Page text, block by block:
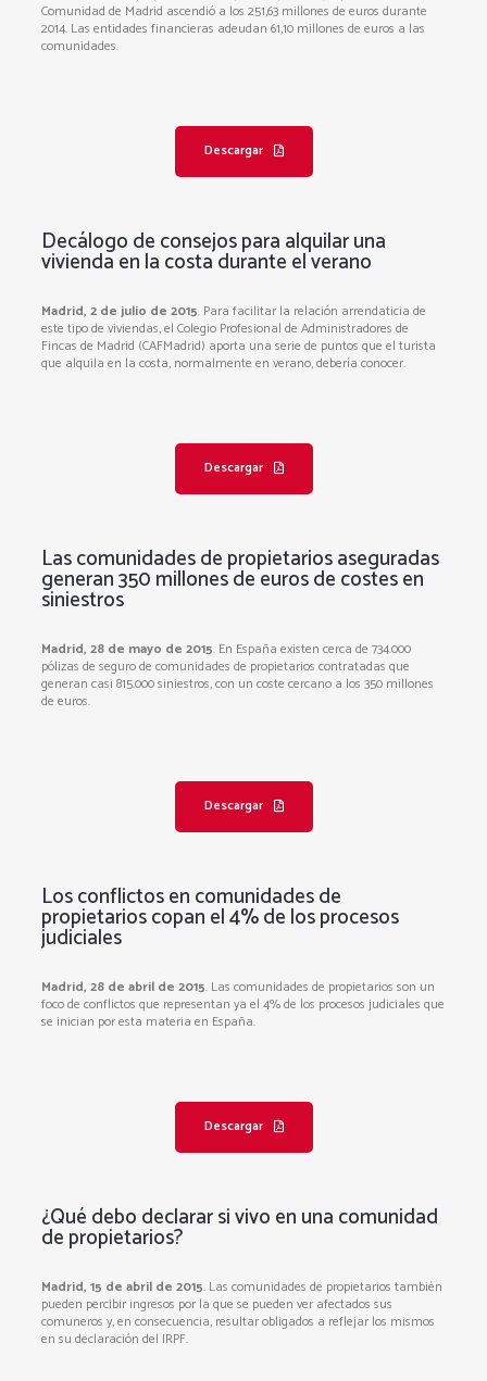
Comunidad de Madrid ascendió a los 251,63 millones de euros durante
2014. Las entidades financieras adeudan 61,10 millones de euros a las
comunidades.
Descargar
Decálogo de consejos para alquilar una
vivienda en la costa durante el verano
Madrid, 2 de julio de 2015. Para facilitar la relación arrendaticia de
este tipo de viviendas, el Colegio Profesional de Administradores de
Fincas de Madrid (CAFMadrid) aporta una serie de puntos que el turista
que alquila en la costa, normalmente en verano, debería conocer.
Descargar
Las comunidades de propietarios aseguradas
generan 350 millones de euros de costes en
siniestros
Madrid, 28 de mayo de 2015. En España existen cerca de 734.000
pólizas de seguro de comunidades de propietarios contratadas que
generan casi 815.000 siniestros, con un coste cercano a los 350 millones
de euros.
Descargar
Los conflictos en comunidades de
propietarios copan el 4% de los procesos
judiciales
Madrid, 28 de abril de 2015. Las comunidades de propietarios son un
foco de conflictos que representan ya el 4% de los procesos judiciales que
se inician por esta materia en España.
Descargar
¿Qué debo declarar si vivo en una comunidad
de propietarios?
Madrid, 15 de abril de 2015. Las comunidades de propietarios también
pueden percibir ingresos por la que se pueden ver afectados sus
comuneros y, en consecuencia, resultar obligados a reflejar los mismos
en su declaración del IRPF.